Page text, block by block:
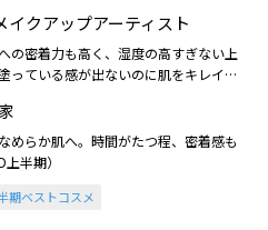
クアップアーティスト
の密着力も高く、湿度の高すぎない上
っている感が出ないのに肌をキレイに
めらか肌へ。時間がたつ程、密着感も
半期）
期ベストコスメ